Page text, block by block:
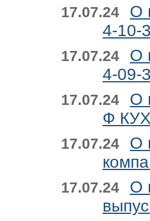
17.07.24
О
4-10-
17.07.24
О
4-09-
17.07.24
О
Ф
17.07.24
О
17.07.24
О